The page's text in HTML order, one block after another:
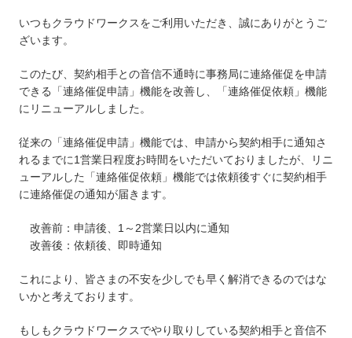
いつもクラウドワークスをご利用いただき、誠にありがとうご
ざいます。
このたび、契約相手との音信不通時に事務局に連絡催促を申請
できる「連絡催促申請」機能を改善し、「連絡催促依頼」機能
にリニューアルしました。
従来の「連絡催促申請」機能では、申請から契約相手に通知さ
れるまでに1営業日程度お時間をいただいておりましたが、リニ
ューアルした「連絡催促依頼」機能では依頼後すぐに契約相手
に連絡催促の通知が届きます。
改善前：申請後、1～2営業日以内に通知
改善後：依頼後、即時通知
これにより、皆さまの不安を少しでも早く解消できるのではな
いかと考えております。
もしもクラウドワークスでやり取りしている契約相手と音信不